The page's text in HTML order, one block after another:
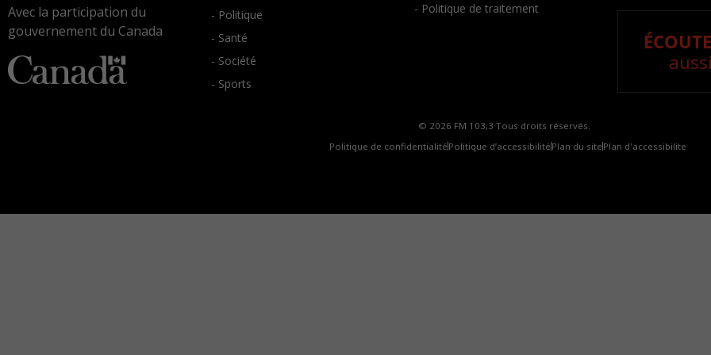
Avec la participation du
gouvernement du Canada
- Politique
- Santé
- Société
- Sports
- Politique de traitement
© 2026 FM 103,3 Tous droits réservés.
Politique de confidentialité Politique d’accessibilité Plan du site Plan d'accessibilite